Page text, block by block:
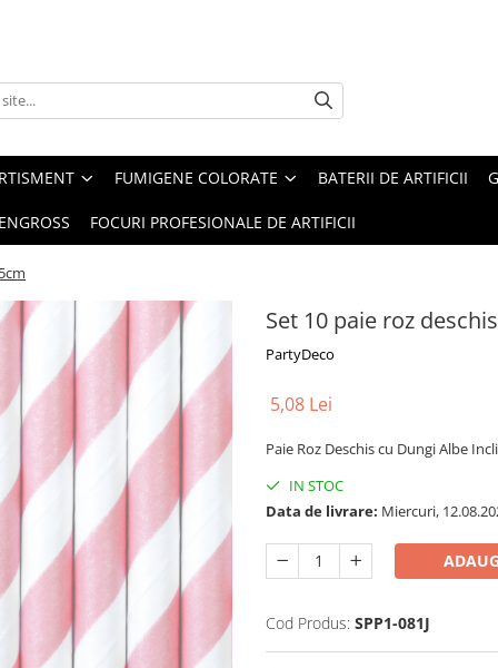
FUMIGENE COLORATE BATERII DE ARTIFICII
FOCURI PROFESIONALE DE ARTIFICII
Set 10 paie roz
PartyDeco
5,08 Lei
Paie Roz Deschis cu Dungi Albe
IN STOC
Data de livrare: Miercuri,
Cod Produs: SPP1-081J